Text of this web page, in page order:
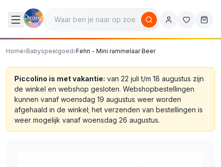
Home›Babyspeelgoed›Fehn - Mini rammelaar Beer
Piccolino is met vakantie: van 22 juli t/m 18 augustus zijn
de winkel en webshop gesloten. Webshopbestellingen
kunnen vanaf woensdag 19 augustus weer worden
afgehaald in de winkel; het verzenden van bestellingen is
weer mogelijk vanaf woensdag 26 augustus.